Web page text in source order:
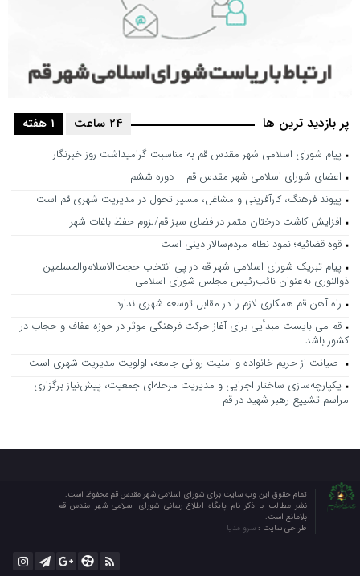
پر بازدید ترین ها 1 هفته 24 ساعت
پیام شورای اسلامی شهر مقدس قم به مناسبت گرامیداشت روز خبرنگار
اعضای شورای اسلامی شهر مقدس قم – دوره ششم
پیوند فرهنگ، کارآفرینی و مشاغل، مسیر تحول در مدیریت شهری قم است
افزایش کاشت درختان مثمر در فضای سبز قم/لزوم حفظ باغات شهر
قوه قضائیه؛ نمود نظام مردم‌سالار دینی است
پیام تبریک شورای اسلامی شهر قم در پی انتخاب حجت‌الاسلام‌والمسلمین
ذوالنوری به‌عنوان نائب‌رئیس مجلس شورای اسلامی
راه آهن قم همکاری لازم را در مقابل توسعه شهری ندارد
قم می بایست مبدأیی برای آغاز حرکت فرهنگی موثر در حوزه عفاف و حجاب در
کشور باشد
صیانت از حریم خانواده و امنیت روانی جامعه، اولویت مدیریت شهری است
یکپارچه‌سازی ساختار اجرایی و مدیریت مرحله‌ای جمعیت، پیش‌نیاز برگزاری
مراسم تشییع رهبر شهید در قم
تمام حقوق این وب سایت برای شورای اسلامی شهر مقدس قم محفوظ است.
نشر مطالب با ذکر نام پایگاه اطلاع رسانی شورای اسلامی شهر مقدس قم
بلامانع است.
طراحی سایت : سرو مدیا